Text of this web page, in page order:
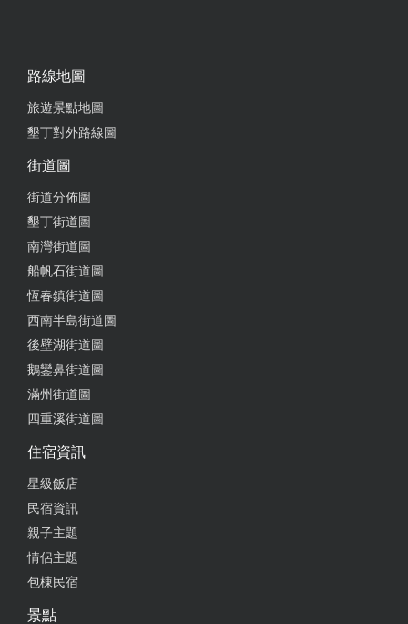
星期日在這邊住宿一天，老闆娘超熱情的，也很客
氣，還請我們吃在地特色滷味，民宿設施更讚，除了
ktv，兒童戲水池,球池，還能在外面BBQ,大家都讚不
絕口，下次大家都說還要再來這邊包棟過夜
價錢合理晚上安靜這個預算的理想住宿點
老板娘很親切，想玩什麼跟老板娘說她都會幫忙處
問題，老板娘都很會熱情的幫忙答覆與幫助！
路線地圖
旅遊景點地圖
墾丁對外路線圖
街道圖
街道分佈圖
墾丁街道圖
南灣街道圖
船帆石街道圖
恆春鎮街道圖
西南半島街道圖
後壁湖街道圖
鵝鑾鼻街道圖
滿州街道圖
四重溪街道圖
住宿資訊
星級飯店
民宿資訊
親子主題
情侶主題
包棟民宿
景點